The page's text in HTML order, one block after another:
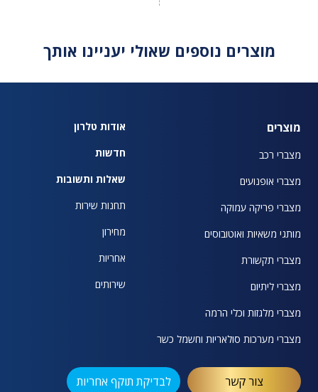
מוצרים נוספים שאולי יעניינו אותך
מוצרים
מצברי רכב
מצברי אופנועים
מצברי פריקה עמוקה
מותגי משאיות ואוטובוסים
מצברי תקשורת
מצברי ליתיום
מצברי מלגזות וכלי הרמה
מצברי מערכות סולאריות וחשמל כשר
אודות טלרון
חדשות
שאלות ותשובות
תחנות שירות
מחירון
אחריות
שירותים
צור קשר לבדיקת תוקף אחריות